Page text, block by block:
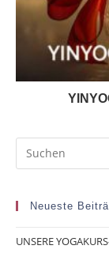
Neueste
UNSERE